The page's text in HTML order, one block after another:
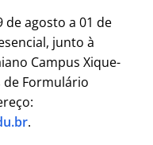
agosto a 01 de
junto à
Campus Xique-
Formulário
.